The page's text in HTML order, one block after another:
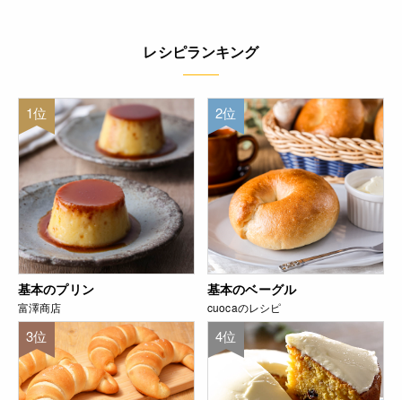
レシピランキング
1位
基本のプリン
富澤商店
2位
基本のベーグル
cuocaのレシピ
3位 4位